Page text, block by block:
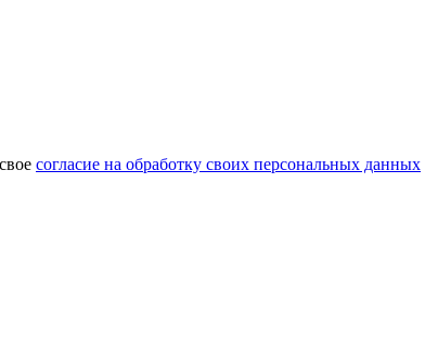
согласие на обработку своих персональных данных